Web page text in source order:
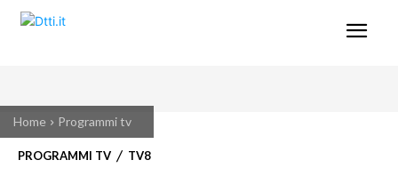
Home Programmi tv
PROGRAMMI TV TV8